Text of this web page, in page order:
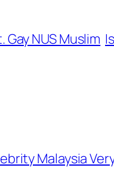
Gay NUS Muslim
Malaysia